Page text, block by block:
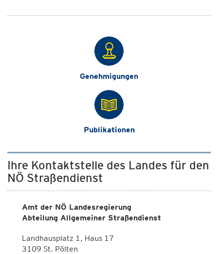
Genehmigungen
Publikationen
Ihre Kontaktstelle des Landes für den
NÖ Straßendienst
Amt der NÖ Landesregierung
Abteilung Allgemeiner Straßendienst
Landhausplatz 1, Haus 17
3109 St. Pölten